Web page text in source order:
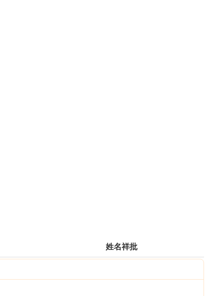
姓名祥批